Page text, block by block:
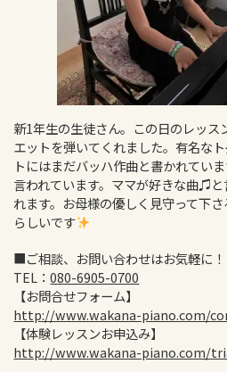
新1年生の生徒さん。この日のレッス
エットを弾いてくれました。有名な
トにはまだバッハ作曲と書かれてい
言われています。ママが好きな曲♫と
れます。お母様の優しく見守って下
らしいです
■ご相談、お問い合わせはお気軽に！
TEL：080-6905-0700
【お問合せフォーム】
http://www.wakana-piano.com/
【体験レッスンお申込み】
http://www.wakana-piano.com/